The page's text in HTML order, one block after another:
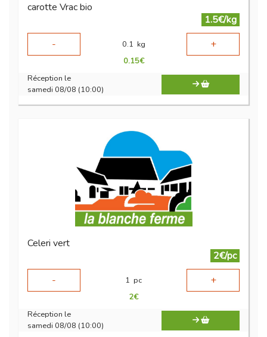
carotte Vrac bio
1.5€/kg
-
0.1 kg +
0.15€
Réception le
samedi 08/08 (10:00)
Celeri vert
2€/pc
-
1 pc +
2€
Réception le
samedi 08/08 (10:00)